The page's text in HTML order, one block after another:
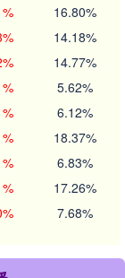
16.80%
14.18%
14.77%
5.62%
6.12%
18.37%
6.83%
17.26%
7.68%